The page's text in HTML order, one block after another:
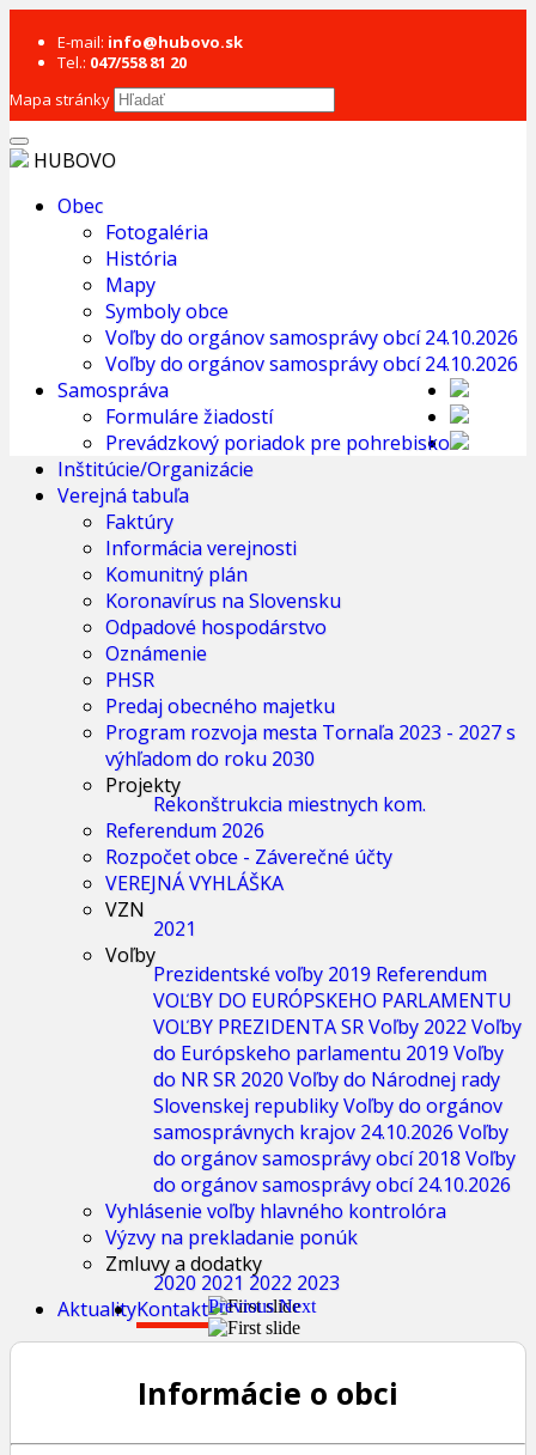
E-mail: info@hubovo.sk
Tel.: 047/558 81 20
Mapa stránky
HUBOVO
Obec
Fotogaléria
História
Mapy
Symboly obce
Voľby do orgánov samosprávy obcí 24.10.2026
Voľby do orgánov samosprávy obcí 24.10.2026
Samospráva
Formuláre žiadostí
Prevádzkový poriadok pre pohrebisko
Inštitúcie/Organizácie
Verejná tabuľa
Faktúry
Informácia verejnosti
Komunitný plán
Koronavírus na Slovensku
Odpadové hospodárstvo
Oznámenie
PHSR
Predaj obecného majetku
Program rozvoja mesta Tornaľa 2023 - 2027 s
výhľadom do roku 2030
Projekty
Rekonštrukcia miestnych kom.
Referendum 2026
Rozpočet obce - Záverečné účty
VEREJNÁ VYHLÁŠKA
VZN
2021
Voľby
Prezidentské voľby 2019 Referendum
VOĽBY DO EURÓPSKEHO PARLAMENTU
VOĽBY PREZIDENTA SRVoľby 2022Voľby
do Európskeho parlamentu 2019Voľby
do NR SR 2020Voľby do Národnej rady
Slovenskej republikyVoľby do orgánov
samosprávnych krajov 24.10.2026Voľby
do orgánov samosprávy obcí 2018Voľby
do orgánov samosprávy obcí 24.10.2026
Vyhlásenie voľby hlavného kontrolóra
Výzvy na prekladanie ponúk
Zmluvy a dodatky
2020 2021 2022 2023
AktualityKontaktPrevious Next
Informácie o obci